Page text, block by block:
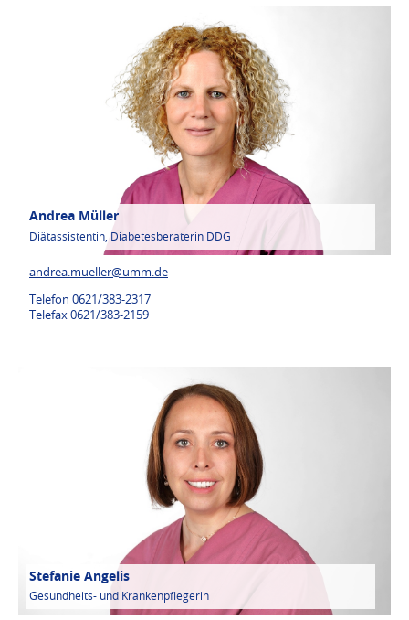
Andrea Müller
Diätassistentin, Diabetesberaterin DDG
andrea.mueller@umm.de
Telefon 0621/383-2317
Telefax 0621/383-2159
Stefanie Angelis
Gesundheits- und Krankenpflegerin